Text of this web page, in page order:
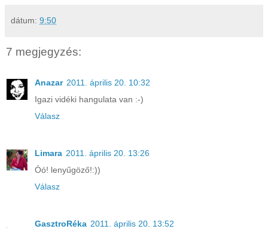
dátum: 9:50
7 megjegyzés:
Anazar 2011. április 20. 10:32
Igazi vidéki hangulata van :-)
Válasz
Limara 2011. április 20. 13:26
Óó! lenyűgöző!:))
Válasz
GasztroRéka 2011. április 20. 13:52